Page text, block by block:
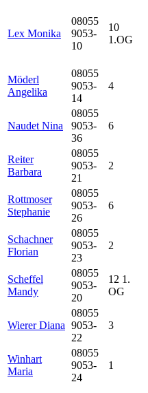
Lex Monika
08055
9053-
10
10
1.OG
Möderl
Angelika
08055
9053-
14
4
Naudet Nina
08055
9053-
36
6
Reiter
Barbara
08055
9053-
21
2
Rottmoser
Stephanie
08055
9053-
26
6
Schachner
Florian
08055
9053-
23
2
Scheffel
Mandy
08055
9053-
20
12 1.
OG
Wierer Diana
08055
9053-
22
3
Winhart
Maria
08055
9053-
24
1